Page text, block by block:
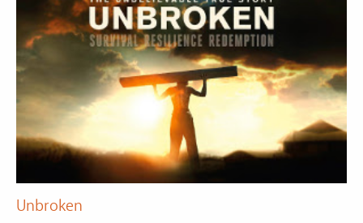
Unbroken